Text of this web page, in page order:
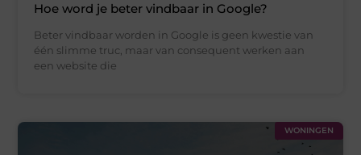
Hoe word je beter vindbaar in Google?
Beter vindbaar worden in Google is geen kwestie van
één slimme truc, maar van consequent werken aan
een website die
WONINGEN